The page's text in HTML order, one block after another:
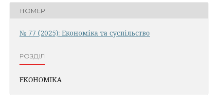
НОМЕР
№ 77 (2025): Економіка та суспільство
РОЗДІЛ
ЕКОНОМІКА